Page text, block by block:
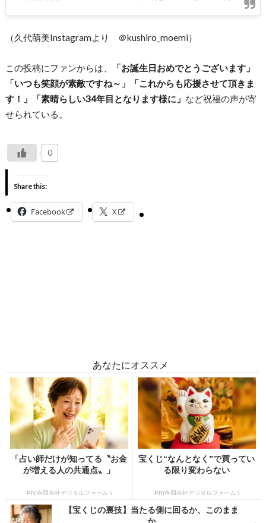
（久代萌美Instagramより ＠kushiro_moemi）
この投稿にファンからは、
「お誕生日おめでとうございます」
「いつも笑顔が素敵ですね～」「これからも応援させて頂きま
す！」「素晴らしい34年目となります様に」 など祝福の声が寄
せられている。
0
Share this:
Facebook X
あなたにオススメ
「占い師だけが知ってる〝お金
が増える人の共通点〟」
PR(合同会社デジタルファーム )
宝くじ“なんとなく”で買ってい
る限り変わらない
PR(合同会社デジタルファーム )
【宝くじの裏技】当たる側に回るか、このまま